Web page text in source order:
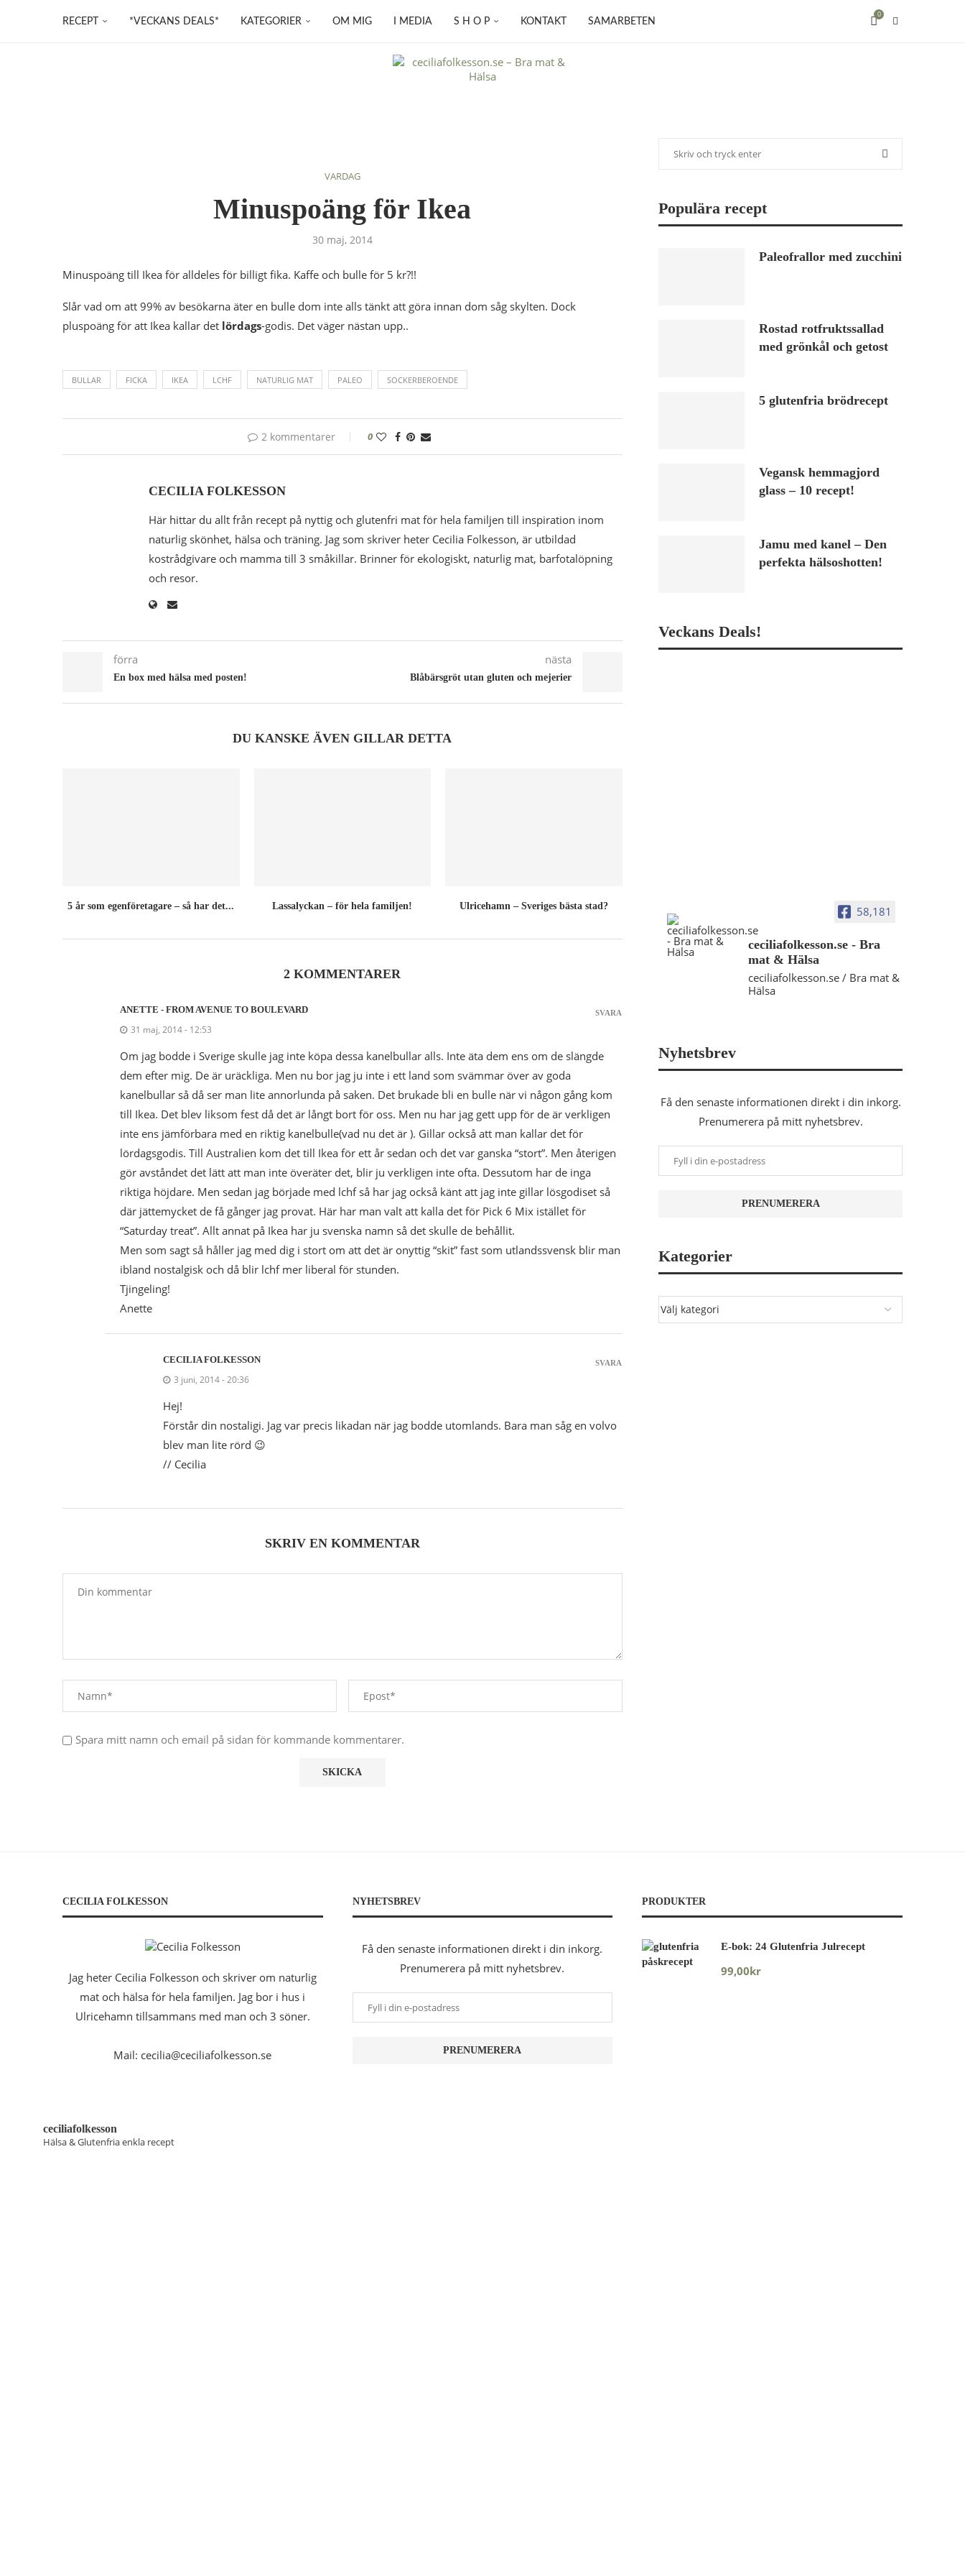
RECEPT *VECKANS DEALS* KATEGORIER OM MIG I MEDIA S H O P KONTAKT SAMARBETEN
0
VARDAG
Minuspoäng för Ikea
30 maj, 2014
Minuspoäng till Ikea för alldeles för billigt fika. Kaffe och bulle för 5 kr?!!
Slår vad om att 99% av besökarna äter en bulle dom inte alls tänkt att göra innan dom såg skylten. Dock
pluspoäng för att Ikea kallar det lördags-godis. Det väger nästan upp..
BULLAR FICKA IKEA LCHF NATURLIG MAT PALEO SOCKERBEROENDE
2 kommentarer 0
CECILIA FOLKESSON
Här hittar du allt från recept på nyttig och glutenfri mat för hela familjen till inspiration inom
naturlig skönhet, hälsa och träning. Jag som skriver heter Cecilia Folkesson, är utbildad
kostrådgivare och mamma till 3 småkillar. Brinner för ekologiskt, naturlig mat, barfotalöpning
och resor.
förra
En box med hälsa med posten!
nästa
Blåbärsgröt utan gluten och mejerier
DU KANSKE ÄVEN GILLAR DETTA
5 år som egenföretagare – så har det... Lassalyckan – för hela familjen! Ulricehamn – Sveriges bästa stad?
2 KOMMENTARER
ANETTE - FROM AVENUE TO BOULEVARD
31 maj, 2014 - 12:53
Om jag bodde i Sverige skulle jag inte köpa dessa kanelbullar alls. Inte äta dem ens om de slängde
dem efter mig. De är uräckliga. Men nu bor jag ju inte i ett land som svämmar över av goda
kanelbullar så då ser man lite annorlunda på saken. Det brukade bli en bulle när vi någon gång kom
till Ikea. Det blev liksom fest då det är långt bort för oss. Men nu har jag gett upp för de är verkligen
inte ens jämförbara med en riktig kanelbulle(vad nu det är ). Gillar också att man kallar det för
lördagsgodis. Till Australien kom det till Ikea för ett år sedan och det var ganska “stort”. Men återigen
gör avståndet det lätt att man inte överäter det, blir ju verkligen inte ofta. Dessutom har de inga
riktiga höjdare. Men sedan jag började med lchf så har jag också känt att jag inte gillar lösgodiset så
där jättemycket de få gånger jag provat. Här har man valt att kalla det för Pick 6 Mix istället för
“Saturday treat”. Allt annat på Ikea har ju svenska namn så det skulle de behållit.
Men som sagt så håller jag med dig i stort om att det är onyttig “skit” fast som utlandssvensk blir man
ibland nostalgisk och då blir lchf mer liberal för stunden.
Tjingeling!
Anette
SVARA
CECILIA FOLKESSON
3 juni, 2014 - 20:36
Hej!
Förstår din nostaligi. Jag var precis likadan när jag bodde utomlands. Bara man såg en volvo
blev man lite rörd 😉
// Cecilia
SVARA
SKRIV EN KOMMENTAR
Spara mitt namn och email på sidan för kommande kommentarer.
Populära recept
Paleofrallor med zucchini
Rostad rotfruktssallad
med grönkål och getost
5 glutenfria brödrecept
Vegansk hemmagjord
glass – 10 recept!
Jamu med kanel – Den
perfekta hälsoshotten!
Veckans Deals!
58,181
ceciliafolkesson.se - Bra
mat & Hälsa
ceciliafolkesson.se / Bra mat &
Hälsa
Nyhetsbrev
Få den senaste informationen direkt i din inkorg.
Prenumerera på mitt nyhetsbrev.
Kategorier
CECILIA FOLKESSON
Jag heter Cecilia Folkesson och skriver om naturlig
mat och hälsa för hela familjen. Jag bor i hus i
Ulricehamn tillsammans med man och 3 söner.
Mail: cecilia@ceciliafolkesson.se
NYHETSBREV
Få den senaste informationen direkt i din inkorg.
Prenumerera på mitt nyhetsbrev.
PRODUKTER
E-bok: 24 Glutenfria Julrecept
99,00kr
ceciliafolkesson
Hälsa & Glutenfria enkla recept